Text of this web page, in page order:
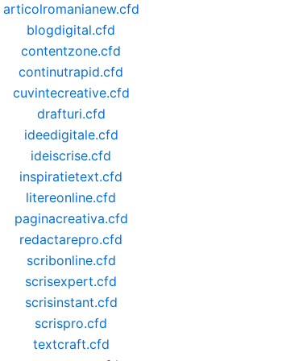
articolromanianew.cfd
blogdigital.cfd
contentzone.cfd
continutrapid.cfd
cuvintecreative.cfd
drafturi.cfd
ideedigitale.cfd
ideiscrise.cfd
inspiratietext.cfd
litereonline.cfd
paginacreativa.cfd
redactarepro.cfd
scribonline.cfd
scrisexpert.cfd
scrisinstant.cfd
scrispro.cfd
textcraft.cfd